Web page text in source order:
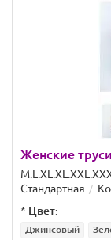
Женские
Стандартная
* Цвет:
Джинсовый